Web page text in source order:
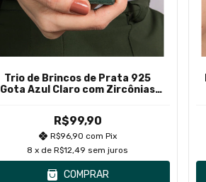
Trio de Brincos de Prata 925
Gota Azul Claro com Zircônias
R$99,90
R$96,90 com Pix
8 x deR$12,49 sem juros
COMPRAR